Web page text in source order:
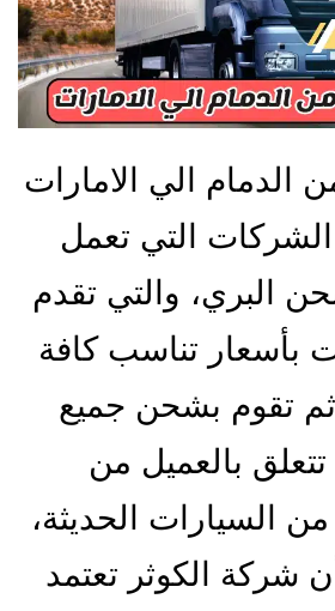
الي الامارات
التي تعمل
البري، والتي تقدم
بأسعار تناسب كافة
ثم تقوم بشحن جميع
تتعلق بالعميل من
السيارات الحديثة،
شركة الكوثر تعتمد